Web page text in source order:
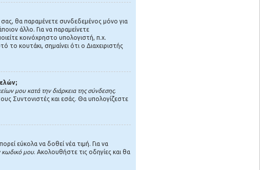
θα παραμένετε συνδεδεμένος μόνο για
άλλο. Για να παραμείνετε
κοινόχρηστο υπολογιστή, π.χ.
το κουτάκι, σημαίνει ότι ο Διαχειριστής
μου κατά την διάρκεια της σύνδεσης.
Συντονιστές και εσάς. Θα υπολογίζεστε
εύκολα να δοθεί νέα τιμή. Για να
κωδικό μου. Ακολουθήστε τις οδηγίες και θα